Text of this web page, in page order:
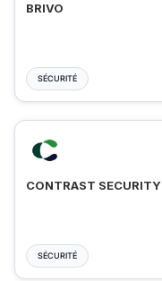
BRIVO
SÉCURITÉ
CONTRAST SECURITY
SÉCURITÉ